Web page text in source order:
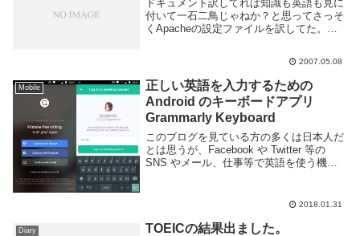
ドキュメント訳してれば知識も英語も見に
付いて一石二鳥じゃねか？と思ってさっそ
くApacheの設定ファイルを訳してた。日
ファイルの中に説明が多いし。メインの
htt...
2007.05.08
Mobile
正しい英語を入力するための
Android のキーボードアプリ
Grammarly Keyboard
このブログを見ている方の多くは日本人だ
とは思うが、Facebook や Twitter 等の
SNS やメール、仕事等で英語を使う機会
ングはなんとなくできるけどライ...2018.01.31
Diary TOEICの結果出ました。